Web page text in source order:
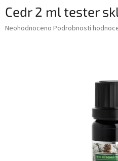
Cedr 2 ml tester
Průměrné
Neohodnoceno Podrobnosti